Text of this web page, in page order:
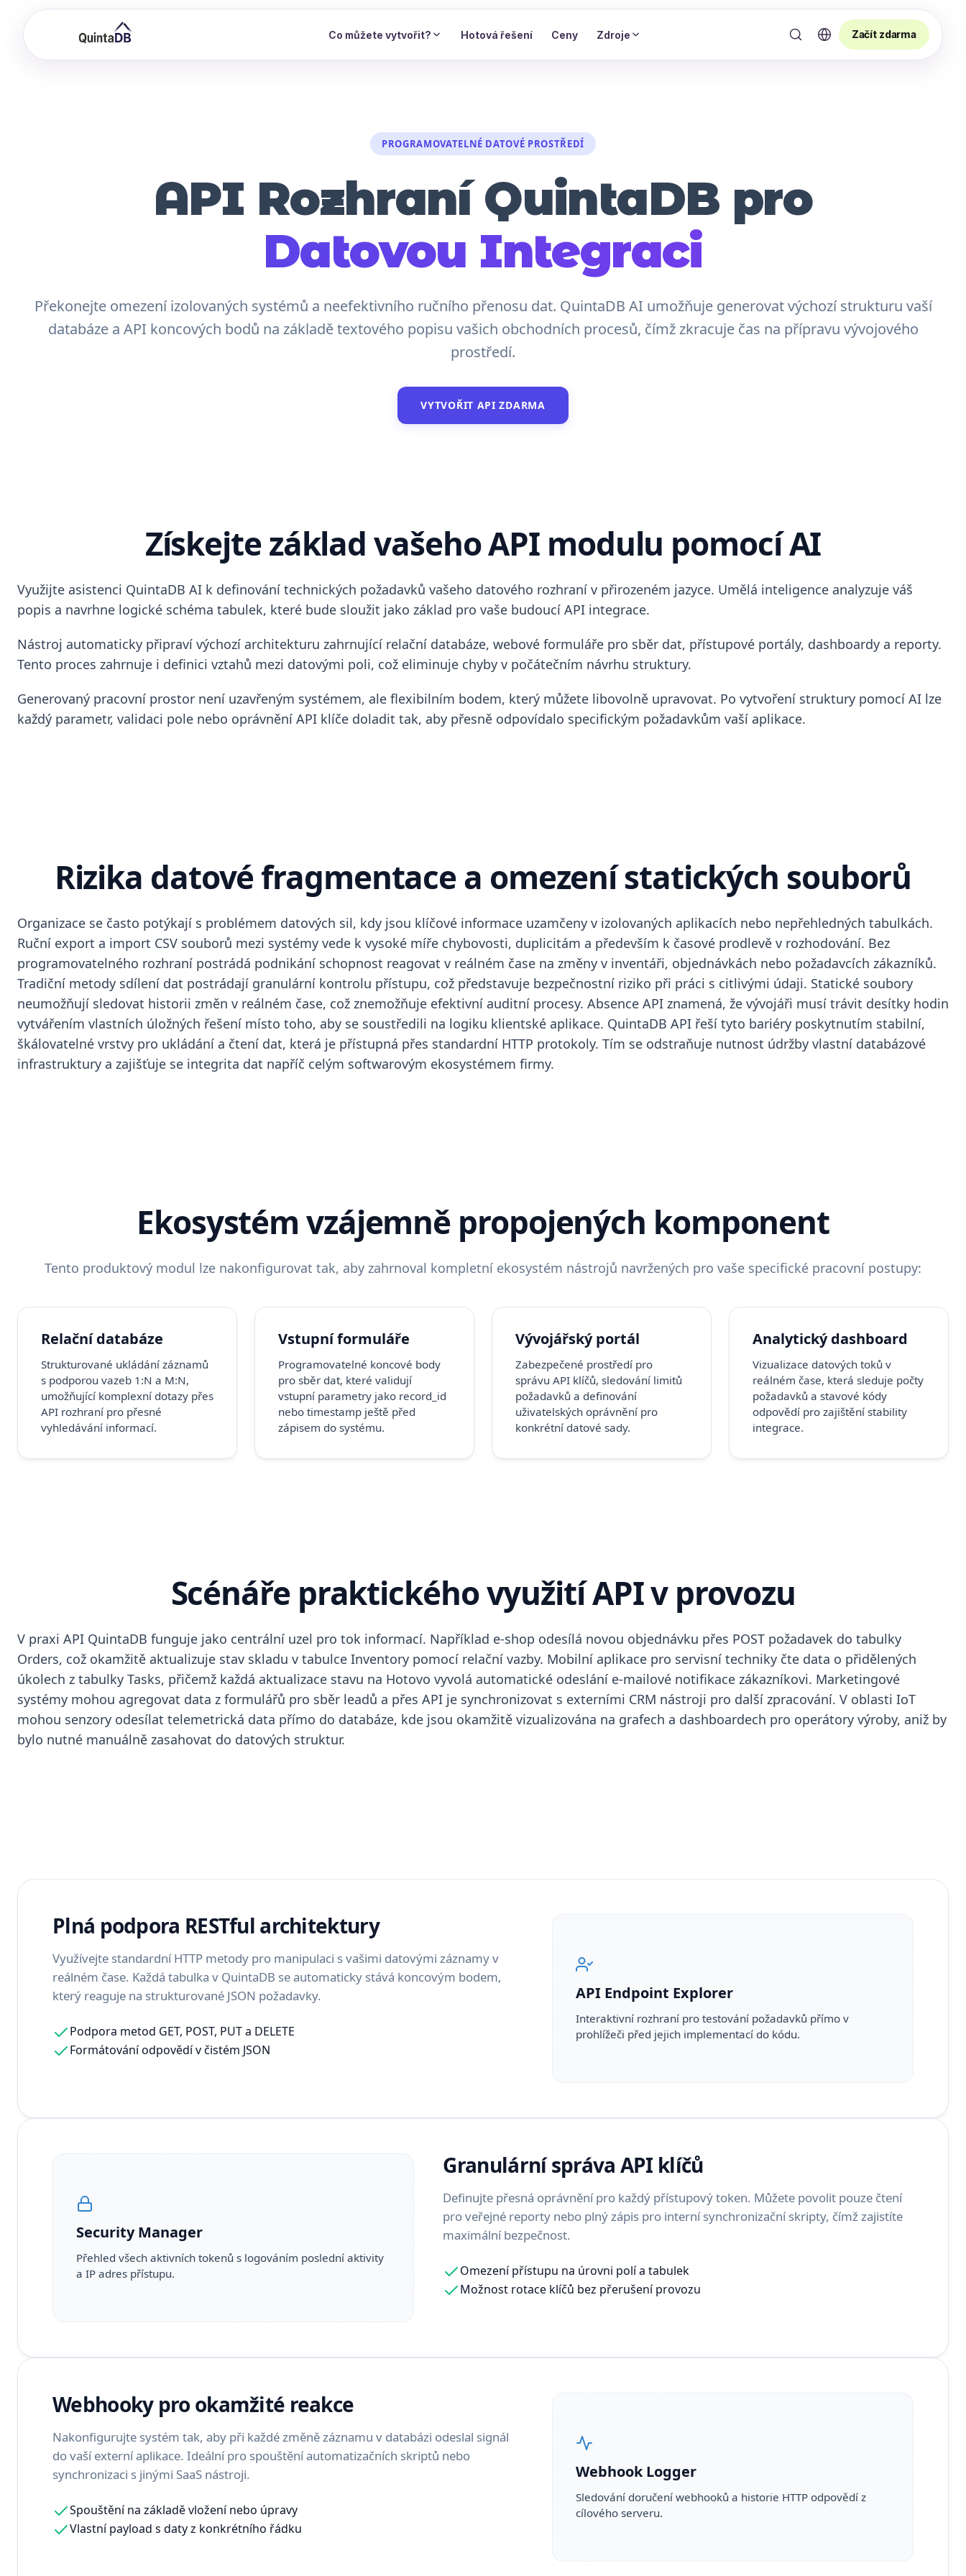
Co můžete vytvořit? Hotová řešení Ceny Zdroje Začít zdarma
PROGRAMOVATELNÉ DATOVÉ PROSTŘEDÍ
API Rozhraní QuintaDB pro
Datovou Integraci
Překonejte omezení izolovaných systémů a neefektivního ručního přenosu dat. QuintaDB AI umožňuje generovat výchozí strukturu vaší
databáze a API koncových bodů na základě textového popisu vašich obchodních procesů, čímž zkracuje čas na přípravu vývojového
prostředí.
VYTVOŘIT API ZDARMA
Získejte základ vašeho API modulu pomocí AI
Využijte asistenci QuintaDB AI k definování technických požadavků vašeho datového rozhraní v přirozeném jazyce. Umělá inteligence analyzuje váš
popis a navrhne logické schéma tabulek, které bude sloužit jako základ pro vaše budoucí API integrace.
Nástroj automaticky připraví výchozí architekturu zahrnující relační databáze, webové formuláře pro sběr dat, přístupové portály, dashboardy a reporty.
Tento proces zahrnuje i definici vztahů mezi datovými poli, což eliminuje chyby v počátečním návrhu struktury.
Generovaný pracovní prostor není uzavřeným systémem, ale flexibilním bodem, který můžete libovolně upravovat. Po vytvoření struktury pomocí AI lze
každý parametr, validaci pole nebo oprávnění API klíče doladit tak, aby přesně odpovídalo specifickým požadavkům vaší aplikace.
Rizika datové fragmentace a omezení statických souborů
Organizace se často potýkají s problémem datových sil, kdy jsou klíčové informace uzamčeny v izolovaných aplikacích nebo nepřehledných tabulkách.
Ruční export a import CSV souborů mezi systémy vede k vysoké míře chybovosti, duplicitám a především k časové prodlevě v rozhodování. Bez
programovatelného rozhraní postrádá podnikání schopnost reagovat v reálném čase na změny v inventáři, objednávkách nebo požadavcích zákazníků.
Tradiční metody sdílení dat postrádají granulární kontrolu přístupu, což představuje bezpečnostní riziko při práci s citlivými údaji. Statické soubory
neumožňují sledovat historii změn v reálném čase, což znemožňuje efektivní auditní procesy. Absence API znamená, že vývojáři musí trávit desítky hodin
vytvářením vlastních úložných řešení místo toho, aby se soustředili na logiku klientské aplikace. QuintaDB API řeší tyto bariéry poskytnutím stabilní,
škálovatelné vrstvy pro ukládání a čtení dat, která je přístupná přes standardní HTTP protokoly. Tím se odstraňuje nutnost údržby vlastní databázové
infrastruktury a zajišťuje se integrita dat napříč celým softwarovým ekosystémem firmy.
Ekosystém vzájemně propojených komponent
Tento produktový modul lze nakonfigurovat tak, aby zahrnoval kompletní ekosystém nástrojů navržených pro vaše specifické pracovní postupy:
Relační databáze
Strukturované ukládání záznamů
s podporou vazeb 1:N a M:N,
umožňující komplexní dotazy přes
API rozhraní pro přesné
vyhledávání informací.
Vstupní formuláře
Programovatelné koncové body
pro sběr dat, které validují
vstupní parametry jako record_id
nebo timestamp ještě před
zápisem do systému.
Vývojářský portál
Zabezpečené prostředí pro
správu API klíčů, sledování limitů
požadavků a definování
uživatelských oprávnění pro
konkrétní datové sady.
Analytický dashboard
Vizualizace datových toků v
reálném čase, která sleduje počty
požadavků a stavové kódy
odpovědí pro zajištění stability
integrace.
Scénáře praktického využití API v provozu
V praxi API QuintaDB funguje jako centrální uzel pro tok informací. Například e-shop odesílá novou objednávku přes POST požadavek do tabulky
Orders, což okamžitě aktualizuje stav skladu v tabulce Inventory pomocí relační vazby. Mobilní aplikace pro servisní techniky čte data o přidělených
úkolech z tabulky Tasks, přičemž každá aktualizace stavu na Hotovo vyvolá automatické odeslání e-mailové notifikace zákazníkovi. Marketingové
systémy mohou agregovat data z formulářů pro sběr leadů a přes API je synchronizovat s externími CRM nástroji pro další zpracování. V oblasti IoT
mohou senzory odesílat telemetrická data přímo do databáze, kde jsou okamžitě vizualizována na grafech a dashboardech pro operátory výroby, aniž by
bylo nutné manuálně zasahovat do datových struktur.
Plná podpora RESTful architektury
Využívejte standardní HTTP metody pro manipulaci s vašimi datovými záznamy v
reálném čase. Každá tabulka v QuintaDB se automaticky stává koncovým bodem,
který reaguje na strukturované JSON požadavky.
Podpora metod GET, POST, PUT a DELETE
Formátování odpovědí v čistém JSON
API Endpoint Explorer
Interaktivní rozhraní pro testování požadavků přímo v
prohlížeči před jejich implementací do kódu.
Granulární správa API klíčů
Definujte přesná oprávnění pro každý přístupový token. Můžete povolit pouze čtení
pro veřejné reporty nebo plný zápis pro interní synchronizační skripty, čímž zajistíte
maximální bezpečnost.
Omezení přístupu na úrovni polí a tabulek
Možnost rotace klíčů bez přerušení provozu
Security Manager
Přehled všech aktivních tokenů s logováním poslední aktivity
a IP adres přístupu.
Webhooky pro okamžité reakce
Nakonfigurujte systém tak, aby při každé změně záznamu v databázi odeslal signál
do vaší externí aplikace. Ideální pro spouštění automatizačních skriptů nebo
synchronizaci s jinými SaaS nástroji.
Spouštění na základě vložení nebo úpravy
Vlastní payload s daty z konkrétního řádku
Webhook Logger
Sledování doručení webhooků a historie HTTP odpovědí z
cílového serveru.